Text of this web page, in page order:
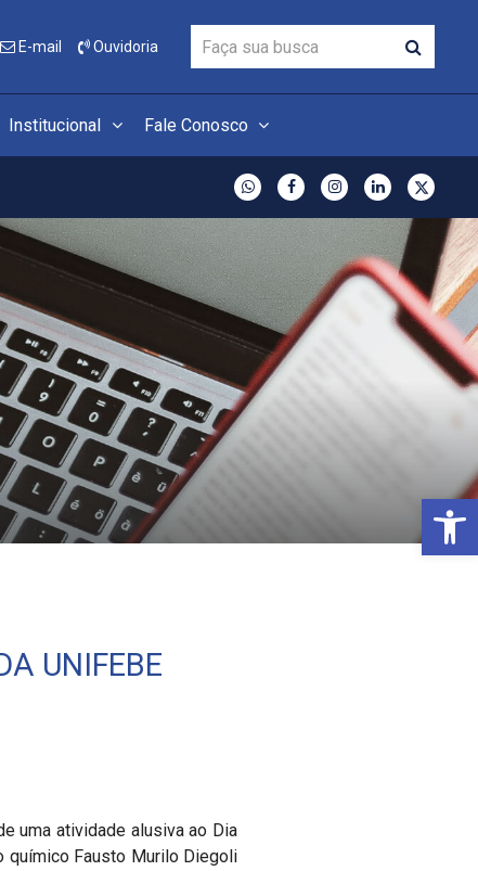
E-mail Ouvidoria
Institucional Fale Conosco
UNIFEBE
uma atividade alusiva ao Dia
químico Fausto Murilo Diegoli